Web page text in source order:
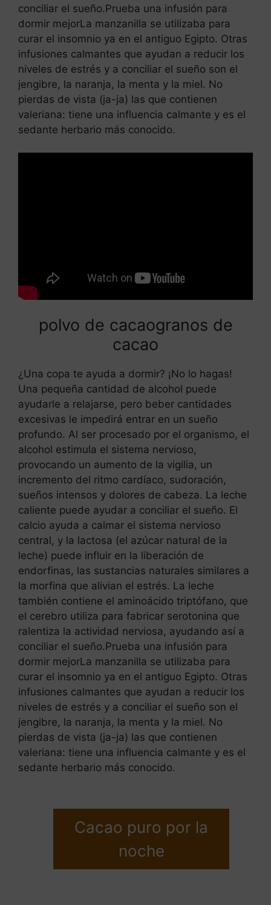
conciliar el sueño.Prueba una infusión para
dormir mejorLa manzanilla se utilizaba para
curar el insomnio ya en el antiguo Egipto. Otras
infusiones calmantes que ayudan a reducir los
niveles de estrés y a conciliar el sueño son el
jengibre, la naranja, la menta y la miel. No
pierdas de vista (ja-ja) las que contienen
valeriana: tiene una influencia calmante y es el
sedante herbario más conocido.
polvo de cacaogranos de
cacao
¿Una copa te ayuda a dormir? ¡No lo hagas!
Una pequeña cantidad de alcohol puede
ayudarle a relajarse, pero beber cantidades
excesivas le impedirá entrar en un sueño
profundo. Al ser procesado por el organismo, el
alcohol estimula el sistema nervioso,
provocando un aumento de la vigilia, un
incremento del ritmo cardíaco, sudoración,
sueños intensos y dolores de cabeza. La leche
caliente puede ayudar a conciliar el sueño. El
calcio ayuda a calmar el sistema nervioso
central, y la lactosa (el azúcar natural de la
leche) puede influir en la liberación de
endorfinas, las sustancias naturales similares a
la morfina que alivian el estrés. La leche
también contiene el aminoácido triptófano, que
el cerebro utiliza para fabricar serotonina que
ralentiza la actividad nerviosa, ayudando así a
conciliar el sueño.Prueba una infusión para
dormir mejorLa manzanilla se utilizaba para
curar el insomnio ya en el antiguo Egipto. Otras
infusiones calmantes que ayudan a reducir los
niveles de estrés y a conciliar el sueño son el
jengibre, la naranja, la menta y la miel. No
pierdas de vista (ja-ja) las que contienen
valeriana: tiene una influencia calmante y es el
sedante herbario más conocido.
Cacao puro por la
noche